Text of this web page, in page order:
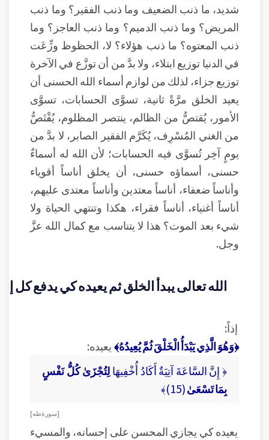
شديد، ما ذنب الضعيف وما ذنب الفقير؟ وما ذنب
المريض؟ وما ذنب الدميم؟ وما ذنب العاجز؟ وما
ذنب المعتوه؟ ما ذنب هؤلاء؟ لا، الحظوظ وزِّعَت
في الدنيا توزيع ابتلاء، ولا بدَّ من أن توزَّع في الآخرة
توزيع جزاء، لذلك من لوازم أسماء الله الحسنى أن
يعيد الخلق مرَّةً ثانية، تسوَّى الحسابات، تسوَّى
الأمور، يُقتصُّ من الظالم، ينتصر المظلوم، يُقْتَصُّ
من الغني المُسْرِف، يُكَرَّم الفقير الصابر، لا بدَّ من
يومٍ آخِر تُسوَّى فيه الحسابات؛ لأن الله له أسماءٌ
حسنى، أسماؤه حسنى، أن يخلق أناساً أقوياء
وأناساً ضعفاء، أناساً معتدين وأناساً معتدى عليهم،
أناساً أغنياء، أناساً فقراء، هكذا وتنتهي الحياة ولا
شيء بعد الموت؟ هذا لا يتناسب مع كمال الله عزَّ
وجل.
الله تعالى يبدأ الخلق ثم يعيده كي يدفع كل
إذاً:
﴿وَهُوَ الَّذِي يَبْدَأُ الْخَلْقَ ثُمَّ يُعِيدُهُ﴾يعيده:
﴿ إِنَّ السَّاعَةَ آتِيَةٌ أَكَادُ أُخْفِيهَالِتُجْزَىٰ كُلُّ نَفْسٍ
بِمَا تَسْعَىٰ(15)﴾
[ سورة طه ]
يعيده كي يجازي المحسن على إحسانه، والمسيء